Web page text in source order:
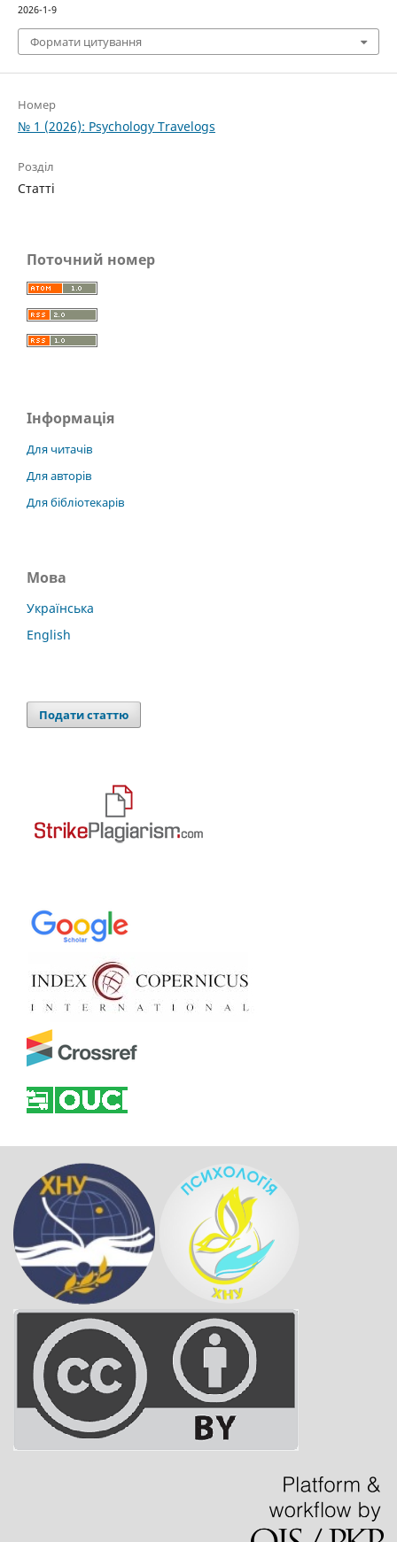
2026-1-9
Формати цитування
Номер
№ 1 (2026): Psychology Travelogs
Розділ
Статті
Поточний номер
Інформація
Для читачів
Для авторів
Для бібліотекарів
Мова
Українська
English
Подати статтю